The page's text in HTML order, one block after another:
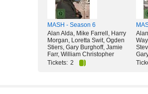
MASH - Season 6
Alan Alda, Mike Farrell, Harry
Morgan, Loretta Swit, Ogden
Stiers, Gary Burghoff, Jamie
Farr, William Christopher
Tickets: 2